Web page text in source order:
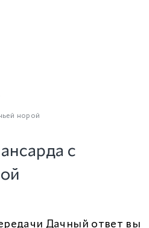
норой
с
Дачный ответ вы